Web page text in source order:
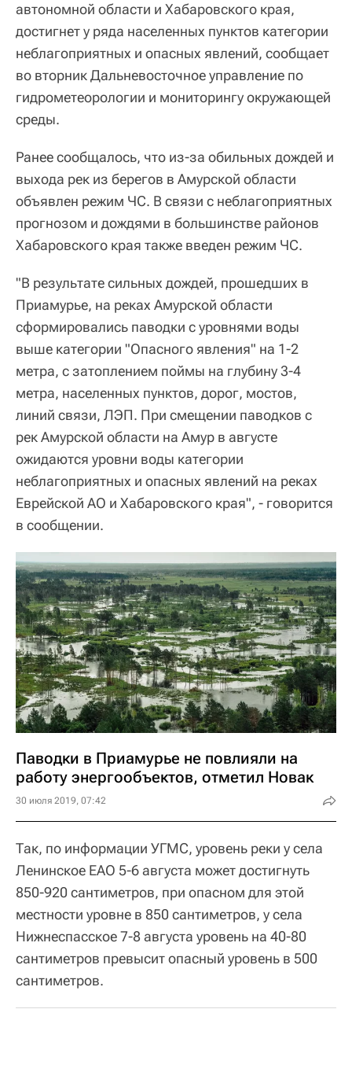
автономной области и Хабаровского края,
достигнет у ряда населенных пунктов категории
неблагоприятных и опасных явлений, сообщает
во вторник Дальневосточное управление по
гидрометеорологии и мониторингу окружающей
среды.
Ранее сообщалось, что из-за обильных дождей и
выхода рек из берегов в Амурской области
объявлен режим ЧС. В связи с неблагоприятных
прогнозом и дождями в большинстве районов
Хабаровского края также введен режим ЧС.
"В результате сильных дождей, прошедших в
Приамурье, на реках Амурской области
сформировались паводки с уровнями воды
выше категории "Опасного явления" на 1-2
метра, с затоплением поймы на глубину 3-4
метра, населенных пунктов, дорог, мостов,
линий связи, ЛЭП. При смещении паводков с
рек Амурской области на Амур в августе
ожидаются уровни воды категории
неблагоприятных и опасных явлений на реках
Еврейской АО и Хабаровского края", - говорится
в сообщении.
Паводки в Приамурье не повлияли на
работу энергообъектов, отметил Новак
30 июля 2019, 07:42
Так, по информации УГМС, уровень реки у села
Ленинское ЕАО 5-6 августа может достигнуть
850-920 сантиметров, при опасном для этой
местности уровне в 850 сантиметров, у села
Нижнеспасское 7-8 августа уровень на 40-80
сантиметров превысит опасный уровень в 500
сантиметров.